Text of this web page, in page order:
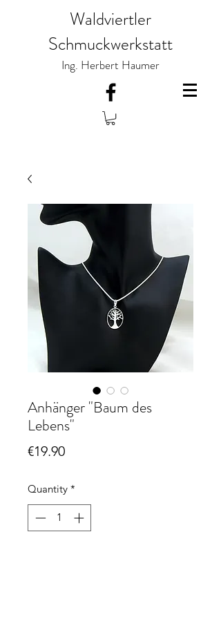
Waldviertler
Schmuckwerkstatt
Ing. Herbert Haumer
Anhänger "Baum des
Lebens"
€19.90Price
Quantity *